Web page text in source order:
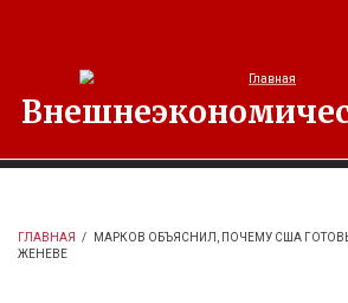
ГЛАВНАЯ /
МАРКОВ ОБЪЯСНИЛ, ПОЧЕМУ США
ЖЕНЕВЕ